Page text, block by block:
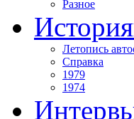
Разное
История
Летопись
Справка
1979
1974